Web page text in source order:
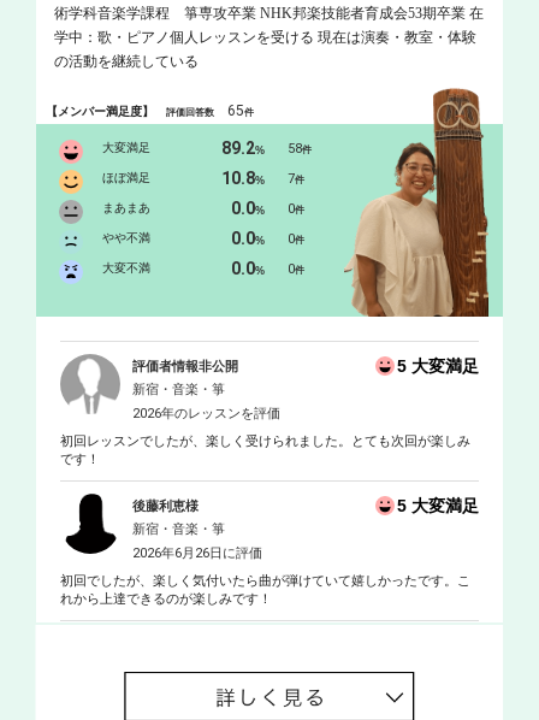
術学科音楽学課程 箏専攻卒業 NHK邦楽技能者育成会53期卒業 在
学中：歌・ピアノ個人レッスンを受ける 現在は演奏・教室・体験
の活動を継続している
【メンバー満足度】評価回答数 65件
大変満足 89.2% 58件
ほぼ満足 10.8% 7件
まあまあ 0.0% 0件
やや不満 0.0% 0件
大変不満 0.0% 0件
評価者情報非公開 5 大変満足
新宿・音楽・箏
2026年のレッスンを評価
初回レッスンでしたが、楽しく受けられました。とても次回が楽しみ
です！
後藤利恵様 5 大変満足
新宿・音楽・箏
2026年6月26日に評価
初回でしたが、楽しく気付いたら曲が弾けていて嬉しかったです。こ
れから上達できるのが楽しみです！